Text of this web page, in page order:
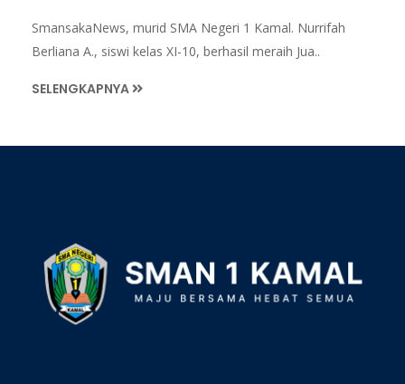
SmansakaNews, murid SMA Negeri 1 Kamal. Nurrifah
Berliana A., siswi kelas XI-10, berhasil meraih Jua..
SELENGKAPNYA